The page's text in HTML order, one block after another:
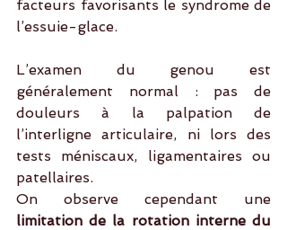
facteurs favorisants le syndrome de
l’essuie-glace.
L’examen du genou est
généralement normal : pas de
douleurs à la palpation de
l’interligne articulaire, ni lors des
tests méniscaux, ligamentaires ou
patellaires.
limitation de la rotation interne du